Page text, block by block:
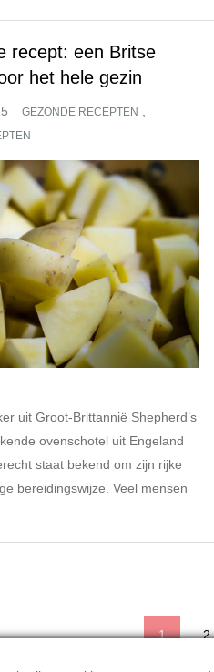
recept: een Britse
het hele gezin
GEZONDE RECEPTEN
uit Groot-Brittannië Shepherd’s
ovenschotel uit Engeland
staat bekend om zijn rijke
bereidingswijze. Veel mensen
Pagina
1 2